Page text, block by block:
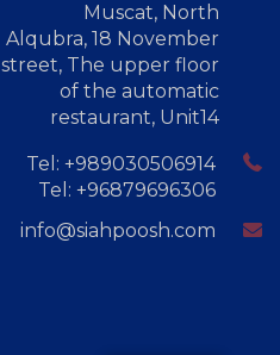
Muscat, North
Alqubra, 18 November
street, The upper floor
of the automatic
restaurant, Unit14
Tel: +989030506914
Tel: +96879696306
info@siahpoosh.com